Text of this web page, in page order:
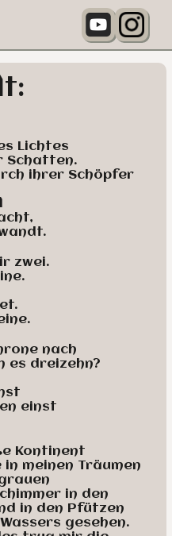
Lichtes
Schatten.
ihrer Schöpfer
zwei.
nach
es dreizehn?
einst
Kontinent
in meinen Träumen
in den
in den Pfützen
gesehen.